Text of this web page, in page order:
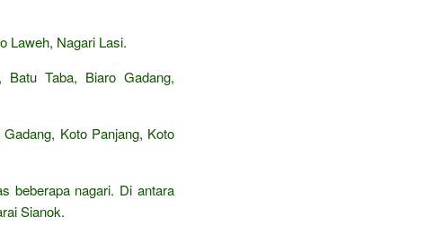
Laweh, Nagari Lasi.
Taba, Biaro Gadang,
Koto Panjang, Koto
beberapa nagari. Di antara
Sianok.